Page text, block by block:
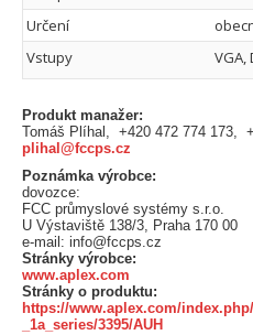
Určení
Vstupy
VGA,
Produkt manažer:
Tomáš Plíhal, +420 472 774 173,
plihal@fccps.cz
Poznámka výrobce:
dovozce:
FCC průmyslové systémy s.r.o.
U Výstaviště 138/3, Praha 170 00
e-mail: info@fccps.cz
Stránky výrobce:
www.aplex.com
Stránky o produktu:
https://www.aplex.com/
_1a_series/3395/AUH